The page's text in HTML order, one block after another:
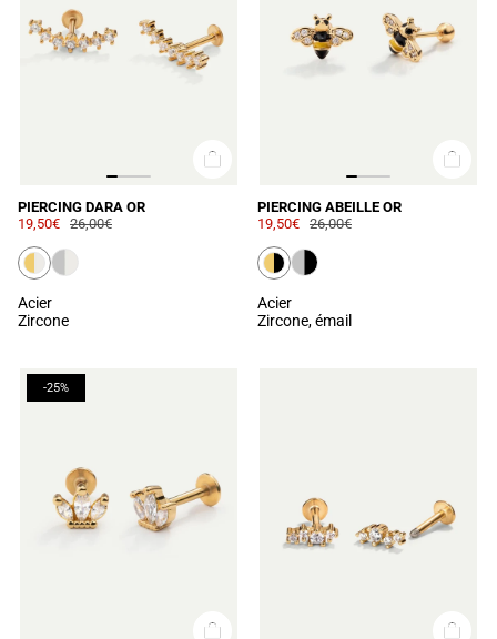
PIERCING DARA OR
19,50€ 26,00€
Acier
Zircone
PIERCING ABEILLE OR
19,50€ 26,00€
Acier
Zircone, émail
-25%